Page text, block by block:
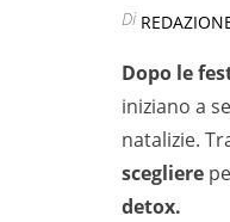
Di
Dopo le
iniziano a
natalizie.
scegliere
detox.